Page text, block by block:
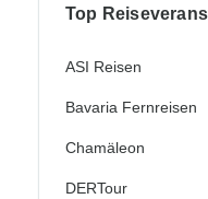
Top
ASI Reisen
Bavaria Fernreisen
Chamäleon
DERTour